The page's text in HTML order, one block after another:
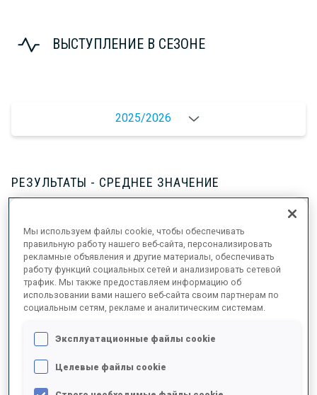
ВЫСТУПЛЕНИЕ В СЕЗОНЕ
2025/2026
РЕЗУЛЬТАТЫ - СРЕДНЕЕ ЗНАЧЕНИЕ
ЛЫЖНЫЙ ХОД - ОТСТАВАНИЕ ОТ ЛИДЕРА
Данных нет
СТРЕЛЬБА ЛЕЖА
Данных нет
Данных нет
Мы используем файлы cookie, чтобы обеспечивать
правильную работу нашего веб-сайта, персонализировать
рекламные объявления и другие материалы, обеспечивать
работу функций социальных сетей и анализировать сетевой
трафик. Мы также предоставляем информацию об
использовании вами нашего веб-сайта своим партнерам по
социальным сетям, рекламе и аналитическим системам.
Эксплуатационные файлы cookie
Целевые файлы cookie